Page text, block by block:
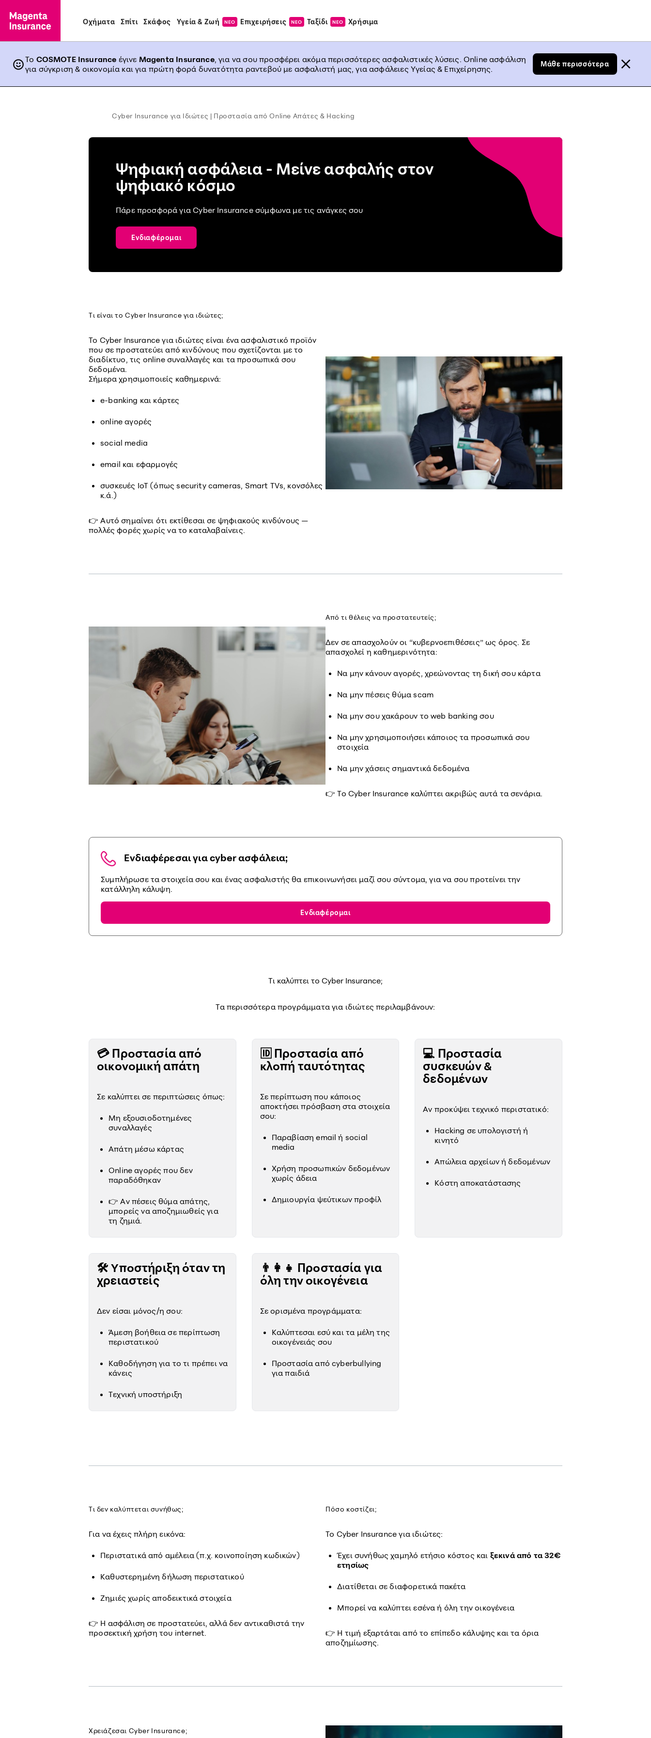
Οχήματα Σπίτι Σκάφος Υγεία & Ζωή ΝΕΟ Επιχειρήσεις ΝΕΟ Ταξίδι ΝΕΟ Χρήσιμα
Το COSMOTE Insurance έγινε Magenta Insurance, για να σου προσφέρει ακόμα περισσότερες ασφαλιστικές λύσεις. Online ασφάλιση
για σύγκριση & οικονομία και για πρώτη φορά δυνατότητα ραντεβού με ασφαλιστή μας, για ασφάλειες Υγείας & Επιχείρησης.
Μάθε περισσότερα
Cyber Insurance για Ιδιώτες | Προστασία από Online Απάτες & Hacking
Ψηφιακή ασφάλεια - Μείνε ασφαλής στον
ψηφιακό κόσμο
Πάρε προσφορά για Cyber Insurance σύμφωνα με τις ανάγκες σου
Ενδιαφέρομαι
Τι είναι το Cyber Insurance για ιδιώτες;
Το Cyber Insurance για ιδιώτες είναι ένα ασφαλιστικό προϊόν
που σε προστατεύει από κινδύνους που σχετίζονται με το
διαδίκτυο, τις online συναλλαγές και τα προσωπικά σου
δεδομένα.
Σήμερα χρησιμοποιείς καθημερινά:
e-banking και κάρτες
online αγορές
social media
email και εφαρμογές
συσκευές IoT (όπως security cameras, Smart TVs, κονσόλες
κ.ά.)
👉 Αυτό σημαίνει ότι εκτίθεσαι σε ψηφιακούς κινδύνους —
πολλές φορές χωρίς να το καταλαβαίνεις.
Από τι θέλεις να προστατευτείς;
Δεν σε απασχολούν οι “κυβερνοεπιθέσεις” ως όρος. Σε
απασχολεί η καθημερινότητα:
Να μην κάνουν αγορές, χρεώνοντας τη δική σου κάρτα
Να μην πέσεις θύμα scam
Να μην σου χακάρουν το web banking σου
Να μην χρησιμοποιήσει κάποιος τα προσωπικά σου
στοιχεία
Να μην χάσεις σημαντικά δεδομένα
👉 Το Cyber Insurance καλύπτει ακριβώς αυτά τα σενάρια.
Ενδιαφέρεσαι για cyber ασφάλεια;
Συμπλήρωσε τα στοιχεία σου και ένας ασφαλιστής θα επικοινωνήσει μαζί σου σύντομα, για να σου προτείνει την
κατάλληλη κάλυψη.
Ενδιαφέρομαι
Τι καλύπτει το Cyber Insurance;
Τα περισσότερα προγράμματα για ιδιώτες περιλαμβάνουν:
💳 Προστασία από
οικονομική απάτη
Σε καλύπτει σε περιπτώσεις όπως:
Μη εξουσιοδοτημένες
συναλλαγές
Απάτη μέσω κάρτας
Online αγορές που δεν
παραδόθηκαν
👉 Αν πέσεις θύμα απάτης,
μπορείς να αποζημιωθείς για
τη ζημιά.
🆔 Προστασία από
κλοπή ταυτότητας
Σε περίπτωση που κάποιος
αποκτήσει πρόσβαση στα στοιχεία
σου:
Παραβίαση email ή social
media
Χρήση προσωπικών δεδομένων
χωρίς άδεια
Δημιουργία ψεύτικων προφίλ
💻 Προστασία
συσκευών &
δεδομένων
Αν προκύψει τεχνικό περιστατικό:
Hacking σε υπολογιστή ή
κινητό
Απώλεια αρχείων ή δεδομένων
Κόστη αποκατάστασης
🛠️ Υποστήριξη όταν τη
χρειαστείς
Δεν είσαι μόνος/η σου:
Άμεση βοήθεια σε περίπτωση
περιστατικού
Καθοδήγηση για το τι πρέπει να
κάνεις
Τεχνική υποστήριξη
👨‍👩‍👧 Προστασία για
όλη την οικογένεια
Σε ορισμένα προγράμματα:
Καλύπτεσαι εσύ και τα μέλη της
οικογένειάς σου
Προστασία από cyberbullying
για παιδιά
Τι δεν καλύπτεται συνήθως;
Για να έχεις πλήρη εικόνα:
Περιστατικά από αμέλεια (π.χ. κοινοποίηση κωδικών)
Καθυστερημένη δήλωση περιστατικού
Ζημιές χωρίς αποδεικτικά στοιχεία
👉 Η ασφάλιση σε προστατεύει, αλλά δεν αντικαθιστά την
προσεκτική χρήση του internet.
Πόσο κοστίζει;
Το Cyber Insurance για ιδιώτες:
Έχει συνήθως χαμηλό ετήσιο κόστος και ξεκινά από τα 32€
ετησίως
Διατίθεται σε διαφορετικά πακέτα
Μπορεί να καλύπτει εσένα ή όλη την οικογένεια
👉 Η τιμή εξαρτάται από το επίπεδο κάλυψης και τα όρια
αποζημίωσης.
Χρειάζεσαι Cyber Insurance;